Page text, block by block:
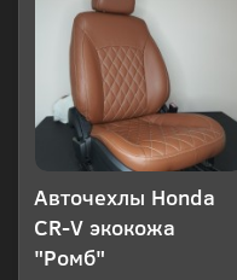
Авточехлы Honda
CR-V экокожа
"Ромб"